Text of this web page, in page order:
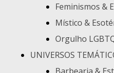
Feminismos &
Místico &
Orgulho
UNIVERSOS